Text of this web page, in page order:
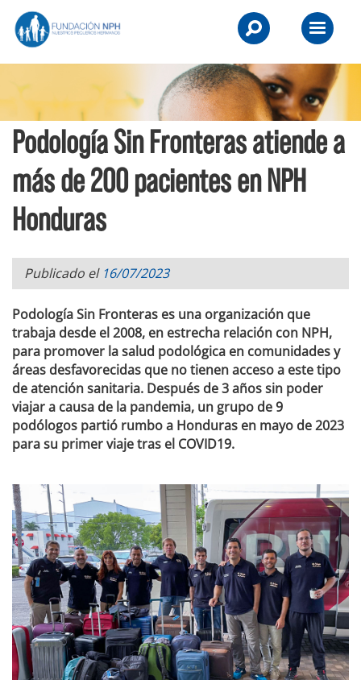
content
NPH
UK
Raising
Children,
Transforming
Lives.
Primary
Menu
Podología Sin Fronteras atiende a
más de 200 pacientes en NPH
Honduras
Publicado el 16/07/2023
Podología Sin Fronteras es una organización que
trabaja desde el 2008, en estrecha relación con NPH,
para promover la salud podológica en comunidades y
áreas desfavorecidas que no tienen acceso a este tipo
de atención sanitaria. Después de 3 años sin poder
viajar a causa de la pandemia, un grupo de 9
podólogos partió rumbo a Honduras en mayo de 2023
para su primer viaje tras el COVID19.